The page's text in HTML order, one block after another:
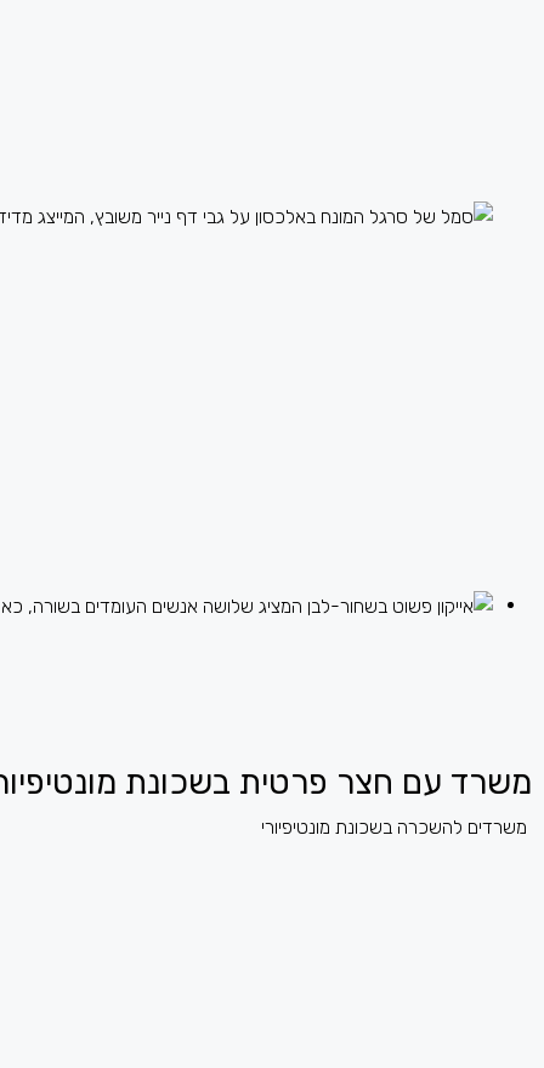
משרד עם חצר פרטית בשכונת מונטיפיורי
משרדים להשכרה בשכונת מונטיפיורי